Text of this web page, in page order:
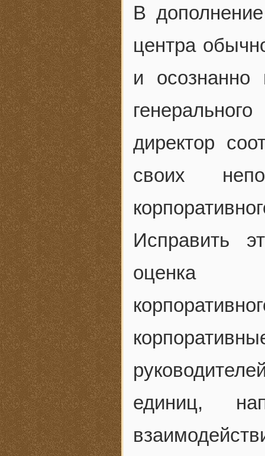
В
центра
и
директор
своих
Исправить
оценка
единиц,